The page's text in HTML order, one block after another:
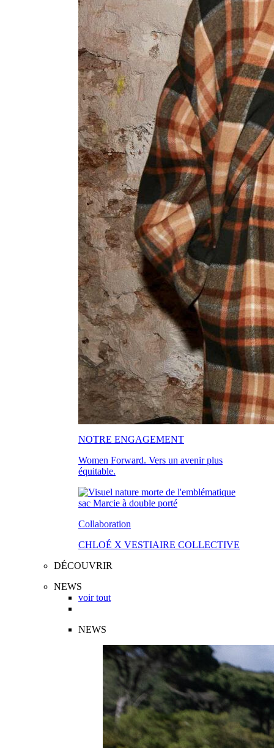
NOTRE ENGAGEMENT
Women Forward. Vers un avenir plus
équitable.
Collaboration
CHLOÉ X VESTIAIRE COLLECTIVE
DÉCOUVRIR
NEWS
voir tout
NEWS